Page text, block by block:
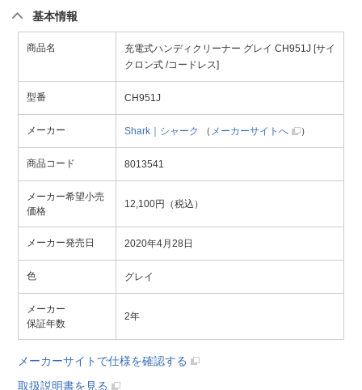
基本情報
商品名
充電式ハンディクリーナー グレイ CH951J [サイ
クロン式 /コードレス]
型番 CH951J
メーカー Shark｜シャーク （ メーカーサイトへ ）
商品コード 8013541
メーカー希望小売
価格
12,100円（税込）
メーカー発売日 2020年4月28日
色 グレイ
メーカー
保証年数
2年
メーカーサイトで仕様を確認する
取扱説明書を見る